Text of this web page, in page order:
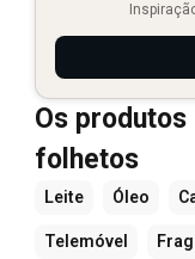
Os
folhetos
Leite Óleo
Telemóvel